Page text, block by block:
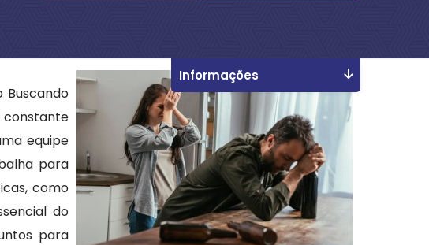
Buscando
equipe
para
como
do
para
Informações